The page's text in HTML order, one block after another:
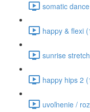
somatic
happy & flexi
sunrise
happy hips 2
uvoľnenie /